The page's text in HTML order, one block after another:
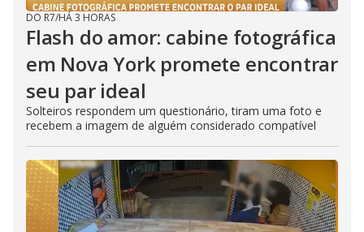
DO R7/HÁ 3 HORAS
Flash do amor: cabine fotográfica
em Nova York promete encontrar
seu par ideal
Solteiros respondem um questionário, tiram uma foto e
recebem a imagem de alguém considerado compatível